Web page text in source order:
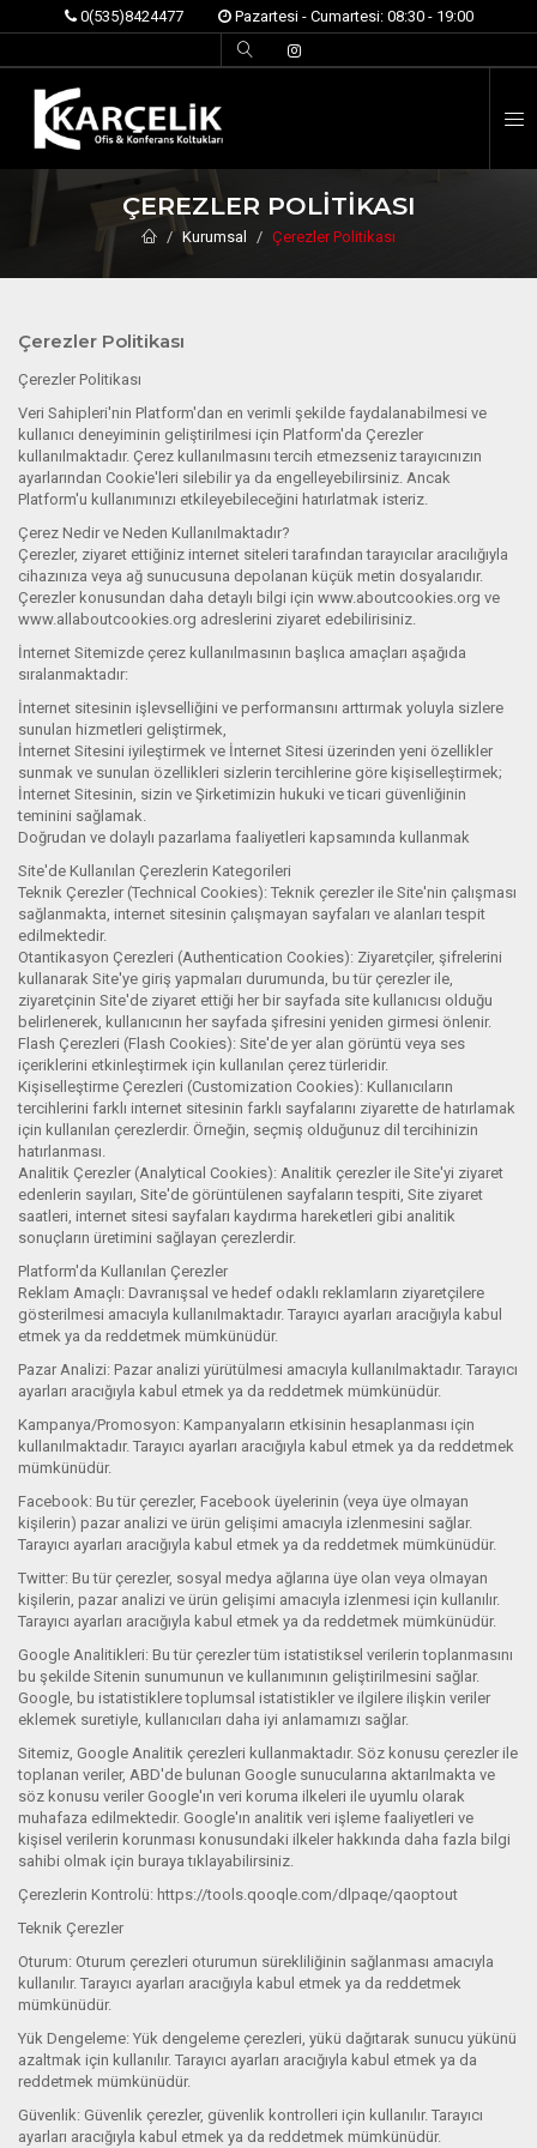
0(535)8424477 Pazartesi - Cumartesi: 08:30 - 19:00
ÇEREZLER POLITIKASI
Kurumsal Çerezler Politikası
Çerezler Politikası
Çerezler Politikası
Veri Sahipleri'nin Platform'dan en verimli şekilde faydalanabilmesi ve
kullanıcı deneyiminin geliştirilmesi için Platform'da Çerezler
kullanılmaktadır. Çerez kullanılmasını tercih etmezseniz tarayıcınızın
ayarlarından Cookie'leri silebilir ya da engelleyebilirsiniz. Ancak
Platform'u kullanımınızı etkileyebileceğini hatırlatmak isteriz.
Çerez Nedir ve Neden Kullanılmaktadır?
Çerezler, ziyaret ettiğiniz internet siteleri tarafından tarayıcılar aracılığıyla
cihazınıza veya ağ sunucusuna depolanan küçük metin dosyalarıdır.
Çerezler konusundan daha detaylı bilgi için www.aboutcookies.org ve
www.allaboutcookies.org adreslerini ziyaret edebilirisiniz.
İnternet Sitemizde çerez kullanılmasının başlıca amaçları aşağıda
sıralanmaktadır:
İnternet sitesinin işlevselliğini ve performansını arttırmak yoluyla sizlere
sunulan hizmetleri geliştirmek,
İnternet Sitesini iyileştirmek ve İnternet Sitesi üzerinden yeni özellikler
sunmak ve sunulan özellikleri sizlerin tercihlerine göre kişiselleştirmek;
İnternet Sitesinin, sizin ve Şirketimizin hukuki ve ticari güvenliğinin
teminini sağlamak.
Doğrudan ve dolaylı pazarlama faaliyetleri kapsamında kullanmak
Site'de Kullanılan Çerezlerin Kategorileri
Teknik Çerezler (Technical Cookies): Teknik çerezler ile Site'nin çalışması
sağlanmakta, internet sitesinin çalışmayan sayfaları ve alanları tespit
edilmektedir.
Otantikasyon Çerezleri (Authentication Cookies): Ziyaretçiler, şifrelerini
kullanarak Site'ye giriş yapmaları durumunda, bu tür çerezler ile,
ziyaretçinin Site'de ziyaret ettiği her bir sayfada site kullanıcısı olduğu
belirlenerek, kullanıcının her sayfada şifresini yeniden girmesi önlenir.
Flash Çerezleri (Flash Cookies): Site'de yer alan görüntü veya ses
içeriklerini etkinleştirmek için kullanılan çerez türleridir.
Kişiselleştirme Çerezleri (Customization Cookies): Kullanıcıların
tercihlerini farklı internet sitesinin farklı sayfalarını ziyarette de hatırlamak
için kullanılan çerezlerdir. Örneğin, seçmiş olduğunuz dil tercihinizin
hatırlanması.
Analitik Çerezler (Analytical Cookies): Analitik çerezler ile Site'yi ziyaret
edenlerin sayıları, Site'de görüntülenen sayfaların tespiti, Site ziyaret
saatleri, internet sitesi sayfaları kaydırma hareketleri gibi analitik
sonuçların üretimini sağlayan çerezlerdir.
Platform'da Kullanılan Çerezler
Reklam Amaçlı: Davranışsal ve hedef odaklı reklamların ziyaretçilere
gösterilmesi amacıyla kullanılmaktadır. Tarayıcı ayarları aracığıyla kabul
etmek ya da reddetmek mümkünüdür.
Pazar Analizi: Pazar analizi yürütülmesi amacıyla kullanılmaktadır. Tarayıcı
ayarları aracığıyla kabul etmek ya da reddetmek mümkünüdür.
Kampanya/Promosyon: Kampanyaların etkisinin hesaplanması için
kullanılmaktadır. Tarayıcı ayarları aracığıyla kabul etmek ya da reddetmek
mümkünüdür.
Facebook: Bu tür çerezler, Facebook üyelerinin (veya üye olmayan
kişilerin) pazar analizi ve ürün gelişimi amacıyla izlenmesini sağlar.
Tarayıcı ayarları aracığıyla kabul etmek ya da reddetmek mümkünüdür.
Twitter: Bu tür çerezler, sosyal medya ağlarına üye olan veya olmayan
kişilerin, pazar analizi ve ürün gelişimi amacıyla izlenmesi için kullanılır.
Tarayıcı ayarları aracığıyla kabul etmek ya da reddetmek mümkünüdür.
Google Analitikleri: Bu tür çerezler tüm istatistiksel verilerin toplanmasını
bu şekilde Sitenin sunumunun ve kullanımının geliştirilmesini sağlar.
Google, bu istatistiklere toplumsal istatistikler ve ilgilere ilişkin veriler
eklemek suretiyle, kullanıcıları daha iyi anlamamızı sağlar.
Sitemiz, Google Analitik çerezleri kullanmaktadır. Söz konusu çerezler ile
toplanan veriler, ABD'de bulunan Google sunucularına aktarılmakta ve
söz konusu veriler Google'ın veri koruma ilkeleri ile uyumlu olarak
muhafaza edilmektedir. Google'ın analitik veri işleme faaliyetleri ve
kişisel verilerin korunması konusundaki ilkeler hakkında daha fazla bilgi
sahibi olmak için buraya tıklayabilirsiniz.
Çerezlerin Kontrolü: https://tools.qooqle.com/dlpaqe/qaoptout
Teknik Çerezler
Oturum: Oturum çerezleri oturumun sürekliliğinin sağlanması amacıyla
kullanılır. Tarayıcı ayarları aracığıyla kabul etmek ya da reddetmek
mümkünüdür.
Yük Dengeleme: Yük dengeleme çerezleri, yükü dağıtarak sunucu yükünü
azaltmak için kullanılır. Tarayıcı ayarları aracığıyla kabul etmek ya da
reddetmek mümkünüdür.
Güvenlik: Güvenlik çerezler, güvenlik kontrolleri için kullanılır. Tarayıcı
ayarları aracığıyla kabul etmek ya da reddetmek mümkünüdür.